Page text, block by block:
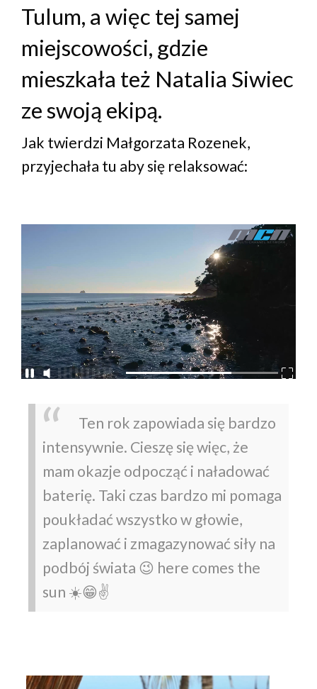
Tulum, a więc tej samej
miejscowości, gdzie
mieszkała też Natalia Siwiec
ze swoją ekipą.
Jak twierdzi Małgorzata Rozenek,
przyjechała tu aby się relaksować:
Ten rok zapowiada się bardzo
intensywnie. Cieszę się więc, że
mam okazje odpocząć i naładować
baterię. Taki czas bardzo mi pomaga
poukładać wszystko w głowie,
zaplanować i zmagazynować siły na
podbój świata 😉 here comes the
sun ☀️😁✌️